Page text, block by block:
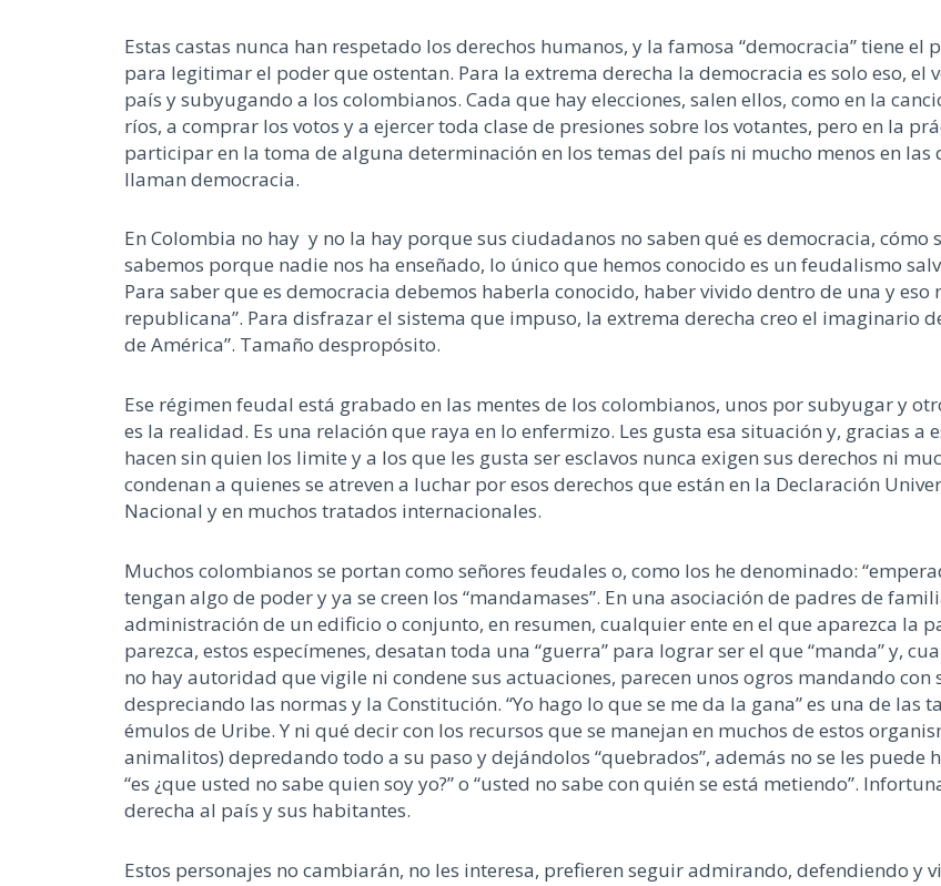
Estas castas nunca han respetado los derechos humanos, y la famosa “democracia” tiene
para legitimar el poder que ostentan. Para la extrema derecha la democracia es solo eso, el
país y subyugando a los colombianos. Cada que hay elecciones, salen ellos, como en la
ríos, a comprar los votos y a ejercer toda clase de presiones sobre los votantes, pero en la
participar en la toma de alguna determinación en los temas del país ni mucho menos en las
llaman democracia.
En Colombia no hay y no la hay porque sus ciudadanos no saben qué es democracia, cómo
sabemos porque nadie nos ha enseñado, lo único que hemos conocido es un feudalismo
Para saber que es democracia debemos haberla conocido, haber vivido dentro de una y eso
republicana”. Para disfrazar el sistema que impuso, la extrema derecha creo el imaginario
de América”. Tamaño despropósito.
Ese régimen feudal está grabado en las mentes de los colombianos, unos por subyugar y
es la realidad. Es una relación que raya en lo enfermizo. Les gusta esa situación y, gracias
hacen sin quien los limite y a los que les gusta ser esclavos nunca exigen sus derechos ni
condenan a quienes se atreven a luchar por esos derechos que están en la Declaración
Nacional y en muchos tratados internacionales.
Muchos colombianos se portan como señores feudales o, como los he denominado:
tengan algo de poder y ya se creen los “mandamases”. En una asociación de padres de
administración de un edificio o conjunto, en resumen, cualquier ente en el que aparezca la
parezca, estos especímenes, desatan toda una “guerra” para lograr ser el que “manda” y,
no hay autoridad que vigile ni condene sus actuaciones, parecen unos ogros mandando
despreciando las normas y la Constitución. “Yo hago lo que se me da la gana” es una de
émulos de Uribe. Y ni qué decir con los recursos que se manejan en muchos de estos
animalitos) depredando todo a su paso y dejándolos “quebrados”, además no se les puede
“es ¿que usted no sabe quien soy yo?” o “usted no sabe con quién se está metiendo”.
derecha al país y sus habitantes.
Estos personajes no cambiarán, no les interesa, prefieren seguir admirando, defendiendo